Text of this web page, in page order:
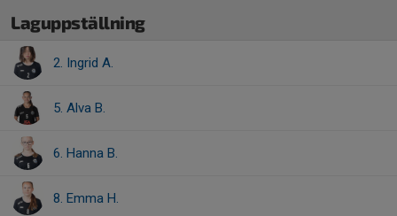
Laguppställning
2. Ingrid A.
5. Alva B.
6. Hanna B.
8. Emma H.